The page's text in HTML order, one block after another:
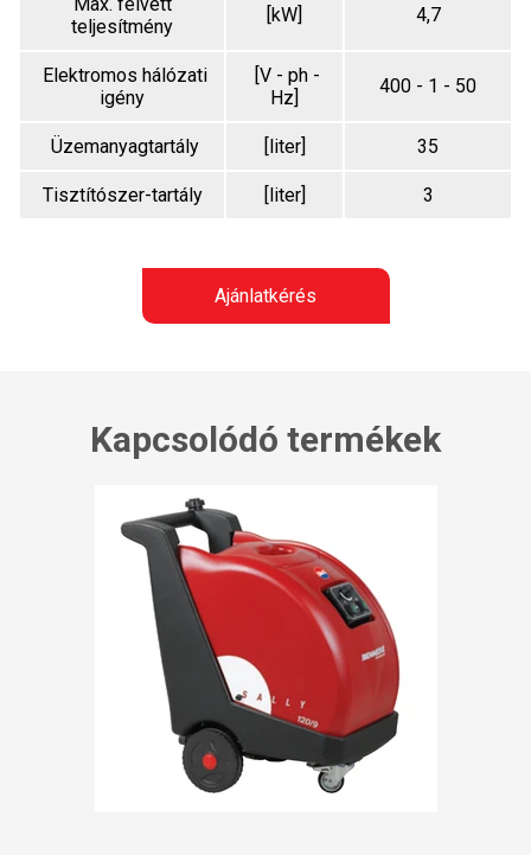
teljesítmény
[kW] 4,7
Elektromos hálózati
igény
[V - ph -
Hz]
400 - 1 - 50
Üzemanyagtartály [liter] 35
Tisztítószer-tartály [liter] 3
Ajánlatkérés
Kapcsolódó termékek